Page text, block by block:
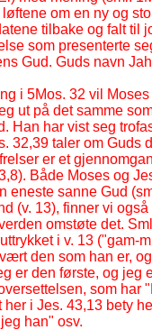
om en ny og
tilbake og falt til
som presenterte
Gud. Guds navn
i 5Mos. 32 vil
ut på det samme
Han har vist seg
32,39 taler om Guds
er et
Både Moses og
eneste sanne Gud
(v. 13), finner vi
omstøte det.
i v. 13 ("gam-
den som han er,
er den første, og jeg
som har
her i Jes. 43,13 bety
han" osv.